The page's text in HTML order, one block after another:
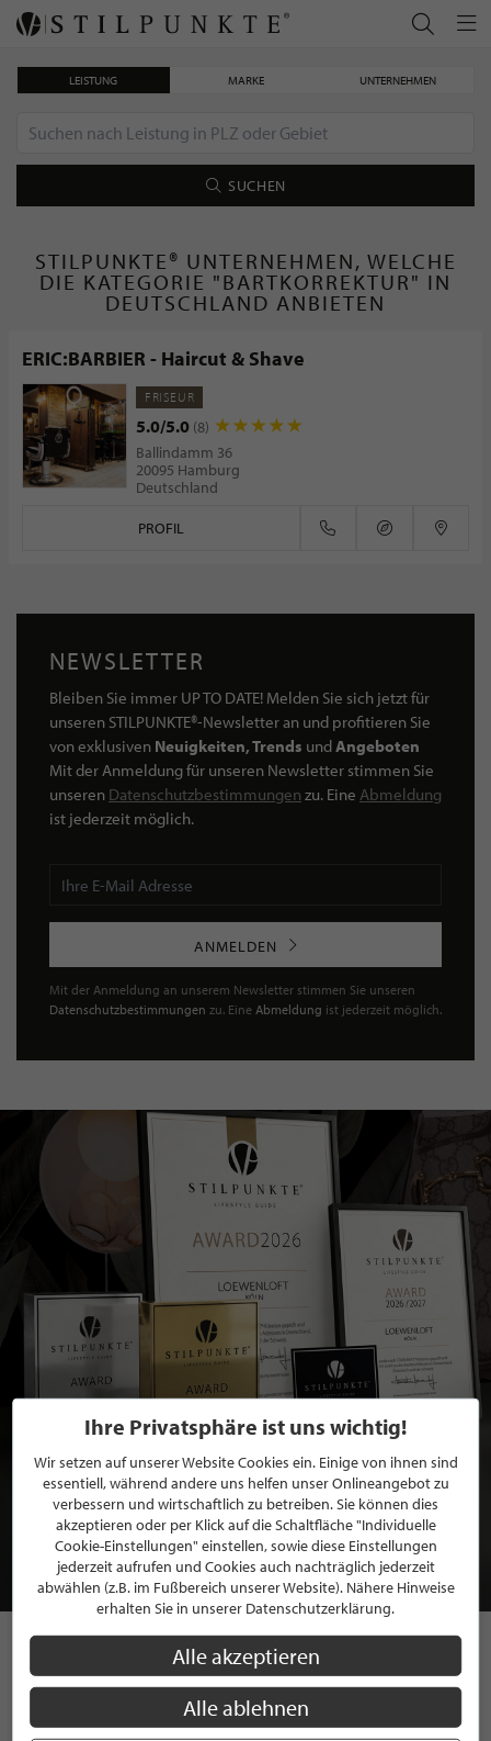
LEISTUNG MARKE UNTERNEHMEN
SUCHEN
STILPUNKTE® UNTERNEHMEN, WELCHE
DIE KATEGORIE "BARTKORREKTUR" IN
DEUTSCHLAND ANBIETEN
ERIC:BARBIER - Haircut & Shave
FRISEUR
5.0/5.0 (8)
Ballindamm 36
20095 Hamburg
Deutschland
PROFIL
NEWSLETTER
Bleiben Sie immer UP TO DATE! Melden Sie sich jetzt für
unseren STILPUNKTE®-Newsletter an und profitieren Sie
von exklusiven Neuigkeiten, Trends undAngeboten
Mit der Anmeldung für unseren Newsletter stimmen Sie
unseren Datenschutzbestimmungen zu. Eine Abmeldung
ist jederzeit möglich.
ANMELDEN
Mit der Anmeldung an unserem Newsletter stimmen Sie unseren
Datenschutzbestimmungen zu. Eine Abmeldung ist jederzeit möglich.
BEWERBEN SIE SICH FÜR EINE GRATIS
MITGLIEDSCHAFT BEI STILPUNKTE®
JETZT GRATIS BEWERBEN
STILPUNKTE AUF
INSTAGRAM
Ihre Privatsphäre ist uns wichtig!
Wir setzen auf unserer Website Cookies ein. Einige von ihnen sind
essentiell, während andere uns helfen unser Onlineangebot zu
verbessern und wirtschaftlich zu betreiben. Sie können dies
akzeptieren oder per Klick auf die Schaltfläche "Individuelle
Cookie-Einstellungen" einstellen, sowie diese Einstellungen
jederzeit aufrufen und Cookies auch nachträglich jederzeit
abwählen (z.B. im Fußbereich unserer Website). Nähere Hinweise
erhalten Sie in unserer Datenschutzerklärung.
Alle akzeptieren
Alle ablehnen